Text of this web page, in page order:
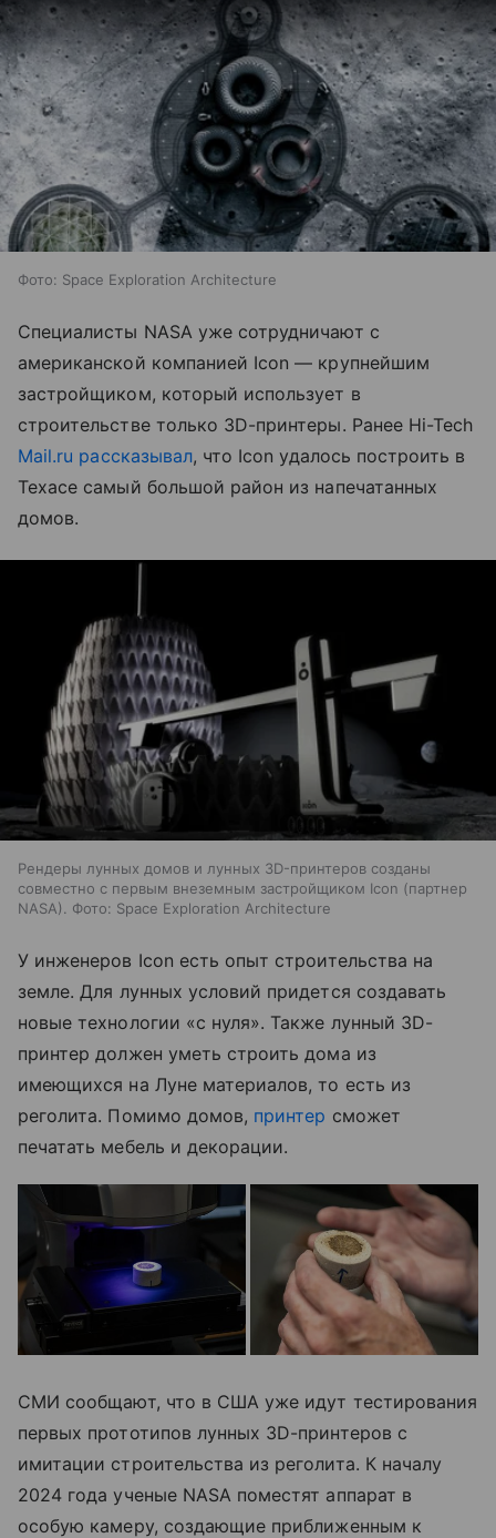
Фото: Space Exploration Architecture
Специалисты NASA уже сотрудничают с
американской компанией Icon — крупнейшим
застройщиком, который использует в
строительстве только 3D-принтеры. Ранее Hi-Tech
Mail.ru рассказывал, что Icon удалось построить в
Техасе самый большой район из напечатанных
домов.
Рендеры лунных домов и лунных 3D-принтеров созданы
совместно с первым внеземным застройщиком Icon (партнер
NASA). Фото: Space Exploration Architecture
У инженеров Icon есть опыт строительства на
земле. Для лунных условий придется создавать
новые технологии «с нуля». Также лунный 3D-
принтер должен уметь строить дома из
имеющихся на Луне материалов, то есть из
реголита. Помимо домов, принтер сможет
печатать мебель и декорации.
СМИ сообщают, что в США уже идут тестирования
первых прототипов лунных 3D-принтеров с
имитации строительства из реголита. К началу
2024 года ученые NASA поместят аппарат в
особую камеру, создающие приближенным к